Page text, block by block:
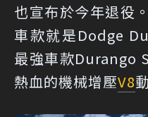
也宣布於今年退役
車款就是Dodge
最強車款Durango
熱血的機械增壓V8